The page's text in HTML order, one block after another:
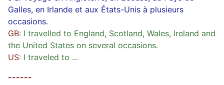
Galles, en Irlande et aux États-Unis à plusieurs
occasions.
GB: I travelled to England, Scotland, Wales, Ireland and
the United States on several occasions.
US: I traveled to ...
------